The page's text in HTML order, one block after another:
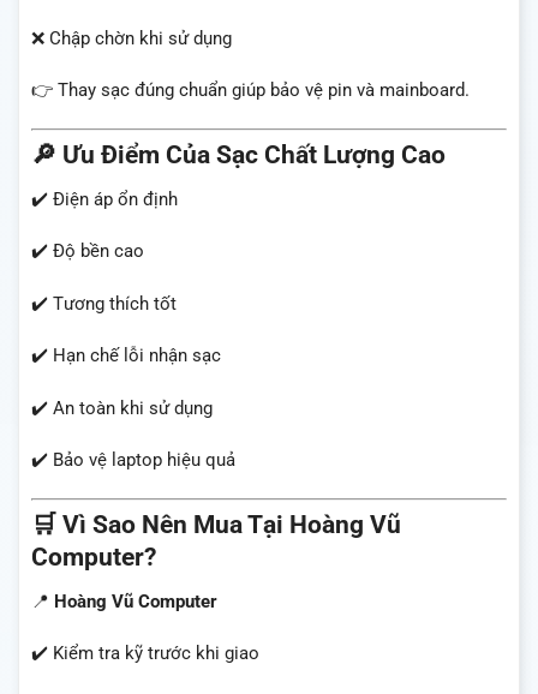
❌ Chập chờn khi sử dụng
👉 Thay sạc đúng chuẩn giúp bảo vệ pin và mainboard.
🔎 Ưu Điểm Của Sạc Chất Lượng Cao
✔️ Điện áp ổn định
✔️ Độ bền cao
✔️ Tương thích tốt
✔️ Hạn chế lỗi nhận sạc
✔️ An toàn khi sử dụng
✔️ Bảo vệ laptop hiệu quả
🛒 Vì Sao Nên Mua Tại Hoàng Vũ
Computer?
📍 Hoàng Vũ Computer
✔️ Kiểm tra kỹ trước khi giao